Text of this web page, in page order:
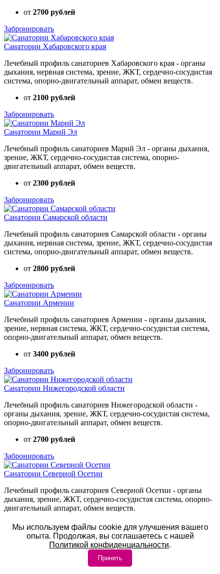
от 2700 рублей
Забронировать
Санатории Хабаровского края
Лечебный профиль санаториев Хабаровского края - органы
дыхания, нервная система, зрение, ЖКТ, сердечно-сосудистая
система, опорно-двигательный аппарат, обмен веществ.
от 2100 рублей
Забронировать
Санатории Марий Эл
Лечебный профиль санаториев Марий Эл - органы дыхания,
зрение, ЖКТ, сердечно-сосудистая система, опорно-
двигательный аппарат, обмен веществ.
от 2300 рублей
Забронировать
Санатории Самарской области
Лечебный профиль санаториев Самарской области - органы
дыхания, нервная система, зрение, ЖКТ, сердечно-сосудистая
система, опорно-двигательный аппарат, обмен веществ.
от 2800 рублей
Забронировать
Санатории Армении
Лечебный профиль санаториев Армении - органы дыхания,
зрение, нервная система, ЖКТ, сердечно-сосудистая система,
опорно-двигательный аппарат, обмен веществ.
от 3400 рублей
Забронировать
Санатории Нижегородской области
Лечебный профиль санаториев Нижегородской области -
органы дыхания, зрение, ЖКТ, сердечно-сосудистая система,
опорно-двигательный аппарат, обмен веществ.
от 2700 рублей
Забронировать
Санатории Северной Осетии
Лечебный профиль санаториев Северной Осетии - органы
дыхания, зрение, ЖКТ, сердечно-сосудистая система, опорно-
двигательный аппарат, обмен веществ.
от2300 рублей
Забронировать
Мы используем файлы cookie для улучшения вашего
опыта. Продолжая, вы соглашаетесь с нашей
Политикой конфиденциальности.
Принять